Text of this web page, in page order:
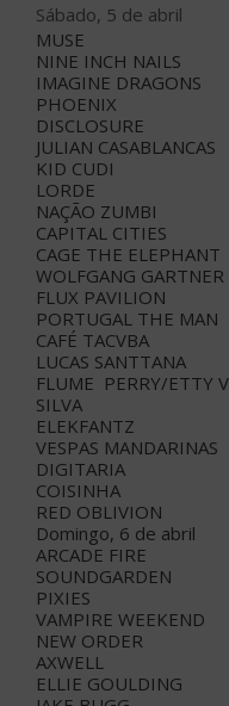
Sábado, 5 de abril
MUSE
NINE INCH NAILS
IMAGINE DRAGONS
PHOENIX
DISCLOSURE
JULIAN CASABLANCAS
KID CUDI
LORDE
NAÇÃO ZUMBI
CAPITAL CITIES
CAGE THE ELEPHANT
WOLFGANG GARTNER
FLUX PAVILION
PORTUGAL THE MAN
CAFÉ TACVBA
LUCAS SANTTANA
FLUME PERRY/ETTY
SILVA
ELEKFANTZ
VESPAS MANDARINAS
DIGITARIA
COISINHA
RED OBLIVION
Domingo, 6 de abril
ARCADE FIRE
SOUNDGARDEN
PIXIES
VAMPIRE WEEKEND
NEW ORDER
AXWELL
ELLIE GOULDING